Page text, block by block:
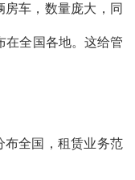
房车，数量庞大，同
在全国各地。这给管
全国，租赁业务范